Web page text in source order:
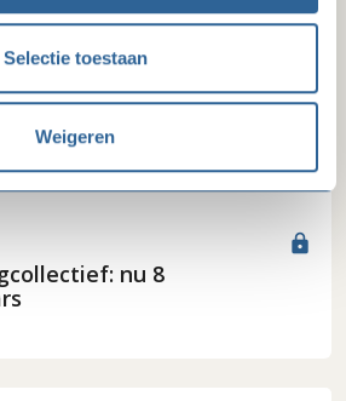
Selectie toestaan
Weigeren
lock
nu 8